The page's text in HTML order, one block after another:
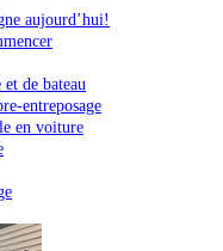
aujourd’hui!
de bateau
entreposage
en voiture